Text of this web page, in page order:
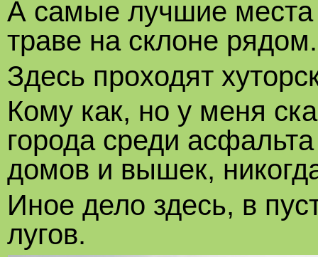
А самые лучшие
траве на склоне рядом.
Здесь проходят
Кому как, но у меня
города среди
домов и вышек,
Иное дело здесь, в
лугов.